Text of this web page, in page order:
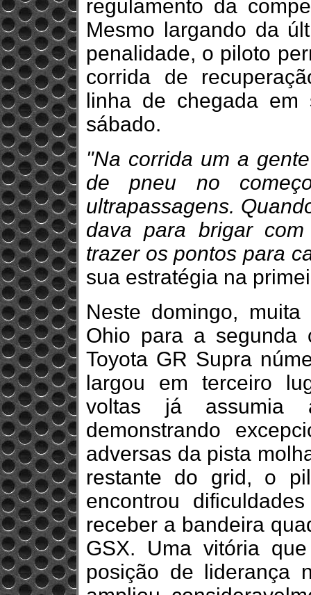
regulamento da
Mesmo largando da
penalidade, o piloto
corrida de
linha de chegada em
sábado.
"Na corrida um a
de pneu no
ultrapassagens.
dava para brigar
trazer os pontos para
sua estratégia na
Neste domingo,
Ohio para a segunda
Toyota GR Supra
largou em terceiro
voltas já assumia
demonstrando
adversas da pista
restante do grid, o
encontrou
receber a bandeira
GSX. Uma vitória
posição de liderança